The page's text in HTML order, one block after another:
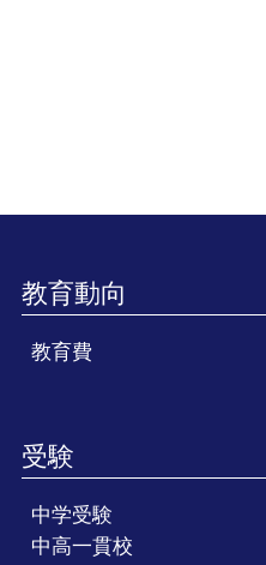
教育動向
教育費
受験
中学受験
中高一貫校